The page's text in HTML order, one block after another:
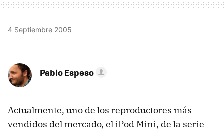
4 Septiembre 2005
Pablo Espeso
Actualmente, uno de los reproductores más
vendidos del mercado, el iPod Mini, de la serie